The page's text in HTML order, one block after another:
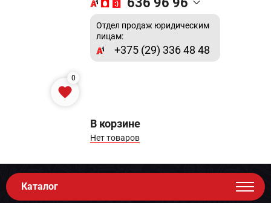
Отдел продаж юридическим
лицам:
+375 (29) 336 48 48
0
В корзине
Нет товаров
Каталог